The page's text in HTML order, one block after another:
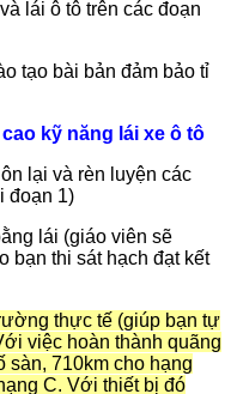
lái ô tô trên các đoạn
tạo bài bản đảm bảo tỉ
kỹ năng lái xe ô tô
lại và rèn luyện các
đoạn 1)
lái (giáo viên sẽ
bạn thi sát hạch đạt kết
thực tế (giúp bạn tự
việc hoàn thành quãng
sàn, 710km cho hạng
C. Với thiết bị đó